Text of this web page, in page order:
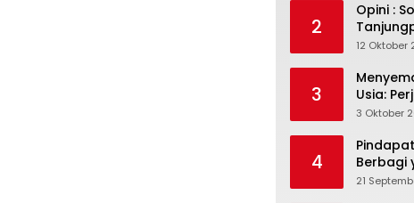
2
Opini :
dalam
12 Oktober
3
Usia:
dalam
3 Oktober
4
Berbagi
21